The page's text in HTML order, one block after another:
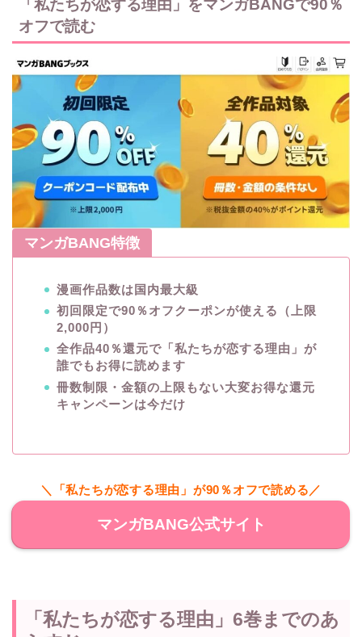
「私たちが恋する理由」をマンガBANGで90％
オフで読む
マンガBANG特徴
漫画作品数は国内最大級
初回限定で90％オフクーポンが使える（上限
2,000円）
全作品40％還元で「私たちが恋する理由」が
誰でもお得に読めます
冊数制限・金額の上限もない大変お得な還元
キャンペーンは今だけ
＼「私たちが恋する理由」が90％オフで読める／
マンガBANG公式サイト
「私たちが恋する理由」6巻までのあ